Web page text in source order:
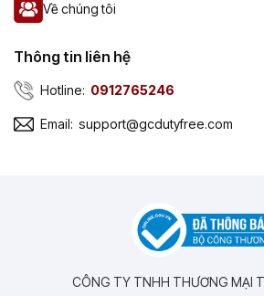
Về chúng tôi
Thông tin liên hệ
Hotline: 0912765246
Email: support@gcdutyfree.com
CÔNG TY TNHH THƯƠNG MẠI